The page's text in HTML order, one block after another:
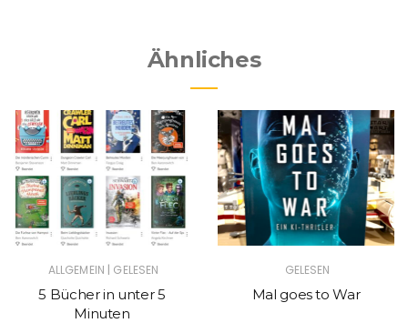
Ähnliches
ALLGEMEIN | GELESEN
5 Bücher in unter 5
Minuten
GELESEN
Mal goes to War